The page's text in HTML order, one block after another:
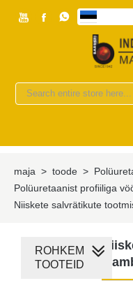
  
maja > toode >
Polüuretaanist profiiliga
Niiskete salvrätikute
ROHKEM
TOOTEID